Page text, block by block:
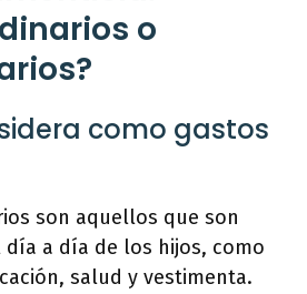
o
como gastos
son aquellos que son
día a día de los hijos, como
salud y vestimenta.